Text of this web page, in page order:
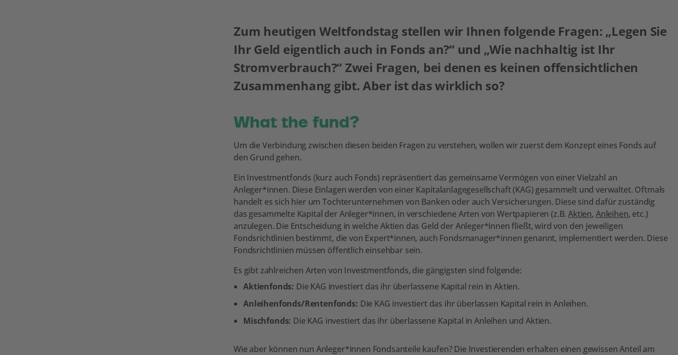
Zum heutigen Weltfondstag stellen wir Ihnen folgende Fragen: „Legen Sie
Ihr Geld eigentlich auch in Fonds an?“ und „Wie nachhaltig ist Ihr
Stromverbrauch?“ Zwei Fragen, bei denen es keinen offensichtlichen
Zusammenhang gibt. Aber ist das wirklich so?
What the fund?
Um die Verbindung zwischen diesen beiden Fragen zu verstehen, wollen wir zuerst dem Konzept eines Fonds auf
den Grund gehen.
Ein Investmentfonds (kurz auch Fonds) repräsentiert das gemeinsame Vermögen von einer Vielzahl an
Anleger*innen. Diese Einlagen werden von einer Kapitalanlagegesellschaft (KAG) gesammelt und verwaltet. Oftmals
handelt es sich hier um Tochterunternehmen von Banken oder auch Versicherungen. Diese sind dafür zuständig
das gesammelte Kapital der Anleger*innen, in verschiedene Arten von Wertpapieren (z.B.Aktien, Anleihen, etc.)
anzulegen. Die Entscheidung in welche Aktien das Geld der Anleger*innen fließt, wird von den jeweiligen
Fondsrichtlinien bestimmt, die von Expert*innen, auch Fondsmanager*innen genannt, implementiert werden. Diese
Fondsrichtlinien müssen öffentlich einsehbar sein.
Es gibt zahlreichen Arten von Investmentfonds, die gängigsten sind folgende:
Aktienfonds: Die KAG investiert das ihr überlassene Kapital rein in Aktien.
Anleihenfonds/Rentenfonds: Die KAG investiert das ihr überlassen Kapital rein in Anleihen.
Mischfonds: Die KAG investiert das ihr überlassene Kapital in Anleihen und Aktien.
Wie aber können nun Anleger*innen Fondsanteile kaufen? Die Investierenden erhalten einen gewissen Anteil am